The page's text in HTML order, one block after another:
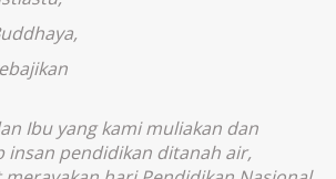
Ibu yang kami muliakan dan
insan pendidikan ditanah air,